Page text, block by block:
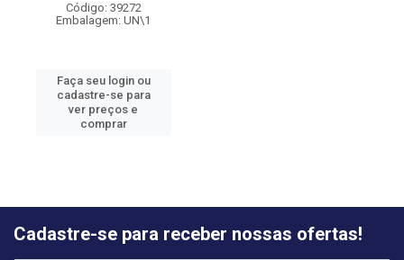
Código: 39272
Embalagem: UN\1
Faça seu login ou
cadastre-se para
ver preços e
comprar
Cadastre-se para receber nossas ofertas!